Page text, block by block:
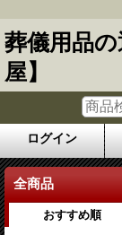
葬儀用品
屋】
ログイン
全商品
おすすめ順